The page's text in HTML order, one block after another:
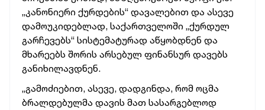
„კანონიერი ქურდების“ დავალებით და ასევე
დამოუკიდებლად, საქართველოში „ქურდულ
გარჩევებს“ სისტემატურად აწყობდნენ და
მხარეებს შორის არსებულ ფინანსურ დავებს
განიხილავდნენ.
„გამოძიებით, ასევე, დადგინდა, რომ ოცმა
ბრალდებულმა დავის მათ სასარგებლოდ